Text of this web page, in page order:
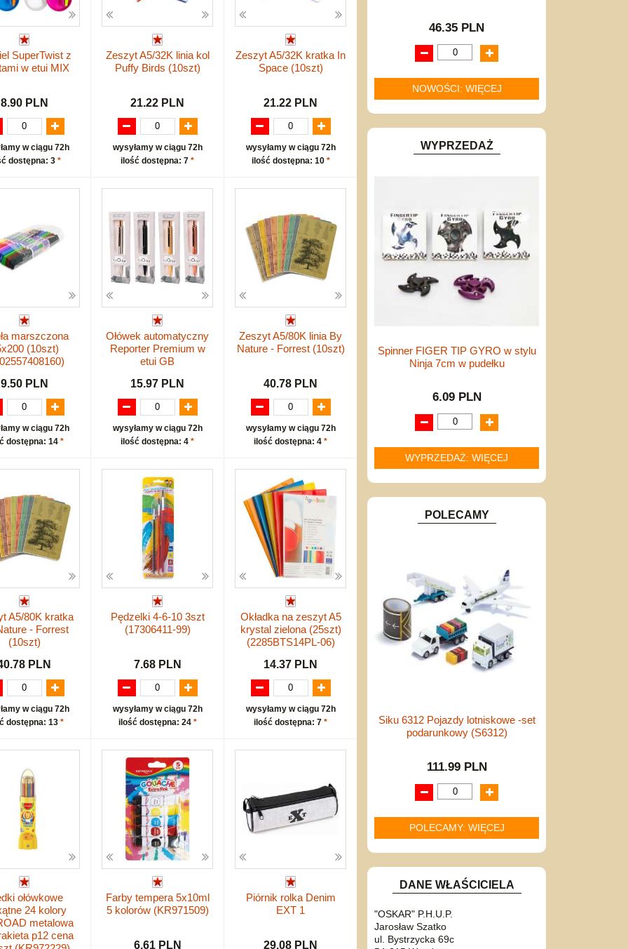
SuperTwist z
w etui MIX
8.90 PLN
w ciągu 72h
dostępna: 3 *
Zeszyt A5/32K linia kol
Puffy Birds (10szt)
21.22 PLN
wysyłamy w ciągu 72h
ilość dostępna: 7 *
Zeszyt A5/32K kratka In
Space (10szt)
21.22 PLN
wysyłamy w ciągu 72h
ilość dostępna: 10 *
marszczona
(10szt)
9.50 PLN
w ciągu 72h
dostępna: 14 *
Ołówek automatyczny
Reporter Premium w
etui GB
15.97 PLN
wysyłamy w ciągu 72h
ilość dostępna: 4 *
Zeszyt A5/80K linia By
Nature - Forrest (10szt)
40.78 PLN
wysyłamy w ciągu 72h
ilość dostępna: 4 *
A5/80K kratka
- Forrest
(10szt)
PLN
w ciągu 72h
dostępna: 13 *
Pędzelki 4-6-10 3szt
(17306411-99)
7.68 PLN
wysyłamy w ciągu 72h
ilość dostępna: 24 *
Okładka na zeszyt A5
krystal zielona (25szt)
(2285BTS14PL-06)
14.37 PLN
wysyłamy w ciągu 72h
ilość dostępna: 7 *
ołówkowe
24 kolory
metalowa
p12 cena
Farby tempera 5x10ml
5 kolorów (KR971509)
6.61 PLN
Piórnik rolka Denim
EXT 1
29.08 PLN
46.35 PLN
NOWOŚCI: WIĘCEJ
WYPRZEDAŻ
Spinner FIGER TIP GYRO w stylu
Ninja 7cm w pudełku
6.09 PLN
WYPRZEDAŻ: WIĘCEJ
POLECAMY
Siku 6312 Pojazdy lotniskowe -set
podarunkowy (S6312)
111.99 PLN
POLECAMY: WIĘCEJ
DANE WŁAŚCICIELA
"OSKAR" P.H.U.P.
Jarosław Szatko
ul. Bystrzycka 69c